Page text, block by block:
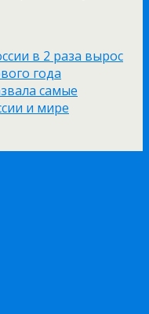
в 2 раза вырос
года
самые
и мире